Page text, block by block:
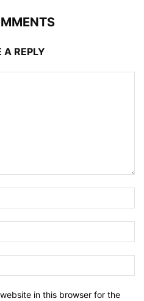
A REPLY
in this browser for the